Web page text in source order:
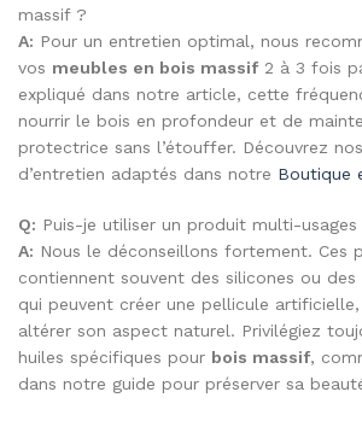
massif ?
A: Pour un entretien optimal, nous
vos meubles en bois massif 2 à 3 fois
expliqué dans notre article, cette
nourrir le bois en profondeur et de
protectrice sans l’étouffer. Découvrez
d’entretien adaptés dans notre Boutique
Q: Puis-je utiliser un produit multi-
A: Nous le déconseillons fortement. Ces
contiennent souvent des silicones ou des
qui peuvent créer une pellicule
altérer son aspect naturel. Privilégiez
huiles spécifiques pour bois massif,
dans notre guide pour préserver sa